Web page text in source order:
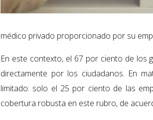
médico privado proporcionado por su
En este contexto, el 67 por ciento de los
directamente por los ciudadanos. En
limitado: solo el 25 por ciento de las
cobertura robusta en este rubro, de